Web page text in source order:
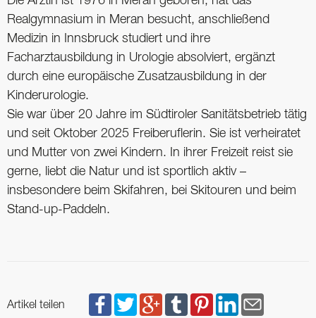
Realgymnasium in Meran besucht, anschließend
Medizin in Innsbruck studiert und ihre
Facharztausbildung in Urologie absolviert, ergänzt
durch eine europäische Zusatzausbildung in der
Kinderurologie.
Sie war über 20 Jahre im Südtiroler Sanitätsbetrieb tätig
und seit Oktober 2025 Freiberuflerin. Sie ist verheiratet
und Mutter von zwei Kindern. In ihrer Freizeit reist sie
gerne, liebt die Natur und ist sportlich aktiv –
insbesondere beim Skifahren, bei Skitouren und beim
Stand-up-Paddeln.
Artikel teilen